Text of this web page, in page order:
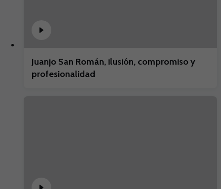
Juanjo San Román, ilusión, compromiso y
profesionalidad